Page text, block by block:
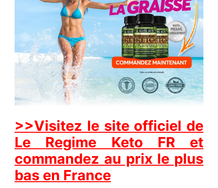
>>Visitez le site officiel de
Le Regime Keto FR et
commandez au prix le plus
bas en France